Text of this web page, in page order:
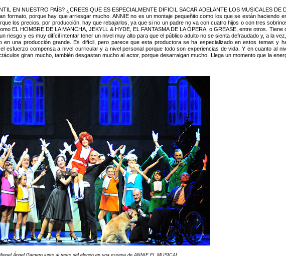
EN NUESTRO PAÍS? ¿CREES QUE ES ESPECIALMENTE DIFICIL SACAR ADELANTE LOS MUSICALES DE
formato, porque hay que arriesgar mucho. ANNIE no es un montaje pequeñito como los que se están haciendo
los precios, por producción, hay que rebajarlos, ya que si no un padre no va con cuatro hijos o con tres
EL HOMBRE DE LA MANCHA, JEKYLL & HYDE, EL FANTASMA DE LA ÓPERA, o GREASE, entre otros. Tiene
riesgo y es muy difícil intentar tener un nivel muy alto para que el público adulto no se sienta defraudado y, a la
una producción grande. Es difícil, pero parece que esta productora se ha especializado en estos temas y
esfuerzo compensa a nivel curricular y a nivel personal porque todo son experiencias de vida. Y en cuanto al
giran mucho, también desgastan mucho al actor, porque desarraigan mucho. Llega un momento que la
Ángel Gamero junto al resto del elenco en una escena de ANNIE EL MUSICAL